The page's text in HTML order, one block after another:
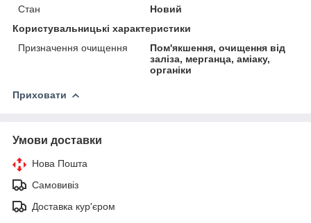
Стан
Новий
Користувальницькі характеристики
Призначення очищення
Пом'якшення, очищення від
заліза, мерганца, аміаку,
органіки
Приховати
Умови доставки
Нова Пошта
Самовивіз
Доставка кур'єром